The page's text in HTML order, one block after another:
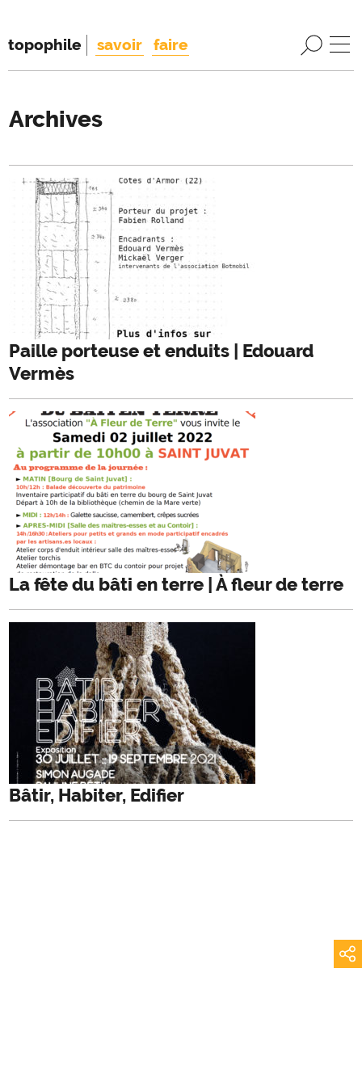
topophile savoir faire
Archives
Paille porteuse et enduits | Edouard
Vermès
La fête du bâti en terre | À fleur de terre
Bâtir, Habiter, Edifier